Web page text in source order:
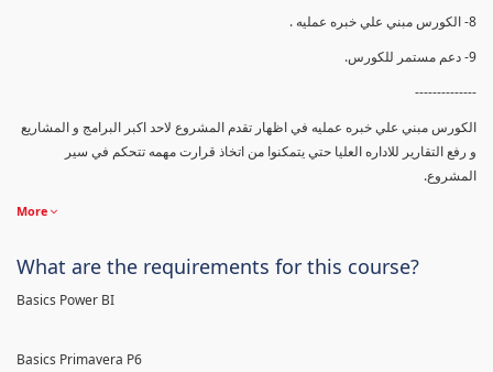
8- الكورس مبني علي خبره عمليه .
9- دعم مستمر للكورس.
--------------
الكورس مبني علي خبره عمليه في اظهار تقدم المشروع لاحد اكبر البرامج و المشاريع
و رفع التقارير للاداره العليا حتي يتمكنوا من اتخاذ قرارت مهمه تتحكم في سير
المشروع.
More
What are the requirements for this course?
Basics Power BI
Basics Primavera P6